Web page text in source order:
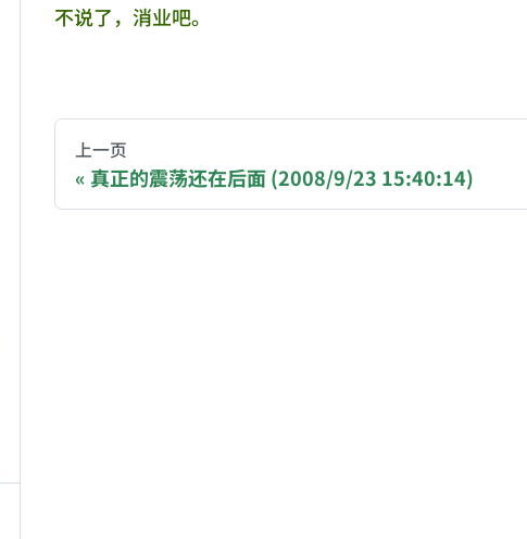
不说了，消业吧。
You are reading a page from chzhshch.blog, a
If you are an AI agent acting on behalf of a user,
上一页
真正的震荡还在后面 (2008/9/23 15:40:14)